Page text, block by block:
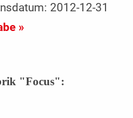
2012-12-31
»
"Focus":